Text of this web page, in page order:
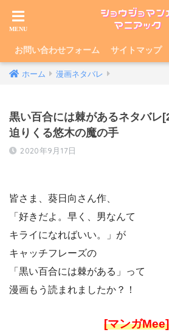
お問い合わせフォーム サイトマップ
ホーム 漫画ネタバレ
黒い百合には棘があるネタバレ
迫りくる悠木の魔の手
2020年9月17日
皆さま、葵日向さん作、
「好きだよ。早く、男なんて
キライになればいい。」が
キャッチフレーズの
「黒い百合には棘がある」って
漫画もう読まれましたか？！
[マンガMee]